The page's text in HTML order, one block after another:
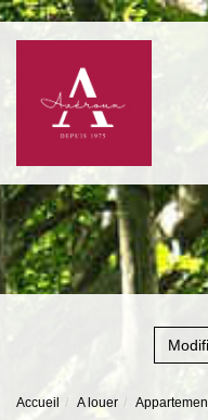
Accueil A louer